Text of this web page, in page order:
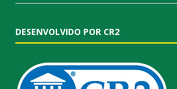
DESENVOLVIDO POR CR2